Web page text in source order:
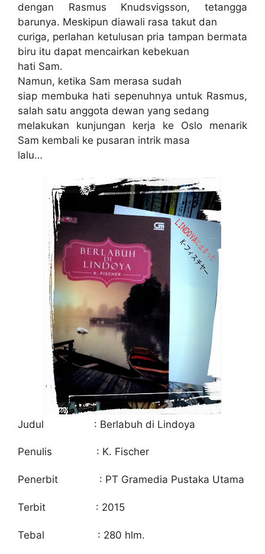
dengan Rasmus Knudsvigsson, tetangga
barunya. Meskipun diawali rasa takut dan
curiga, perlahan ketulusan pria tampan bermata
biru itu dapat mencairkan kebekuan
hati Sam.
Namun, ketika Sam merasa sudah
siap membuka hati sepenuhnya untuk Rasmus,
salah satu anggota dewan yang sedang
melakukan kunjungan kerja ke Oslo menarik
Sam kembali ke pusaran intrik masa
lalu…
Judul : Berlabuh di Lindoya
Penulis : K. Fischer
Penerbit : PT Gramedia Pustaka Utama
Terbit : 2015
Tebal : 280 hlm.